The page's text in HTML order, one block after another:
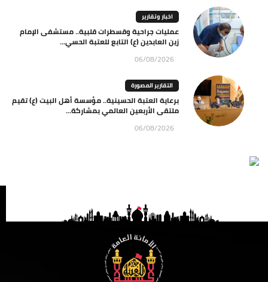
اخبار وتقارير
عمليات جراحية وقسطرات قلبية.. مستشفى الإمام
زين العابدين (ع) التابع للعتبة الحسي...
06/08/2026
التقارير المصورة
برعاية العتبة الحسينية.. مؤسسة أهل البيت (ع) تقيم
ملتقى الأربعين العالمي بمشاركة...
06/08/2026